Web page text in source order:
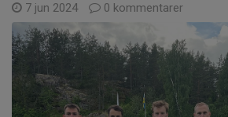
7 jun 2024 0 kommentarer